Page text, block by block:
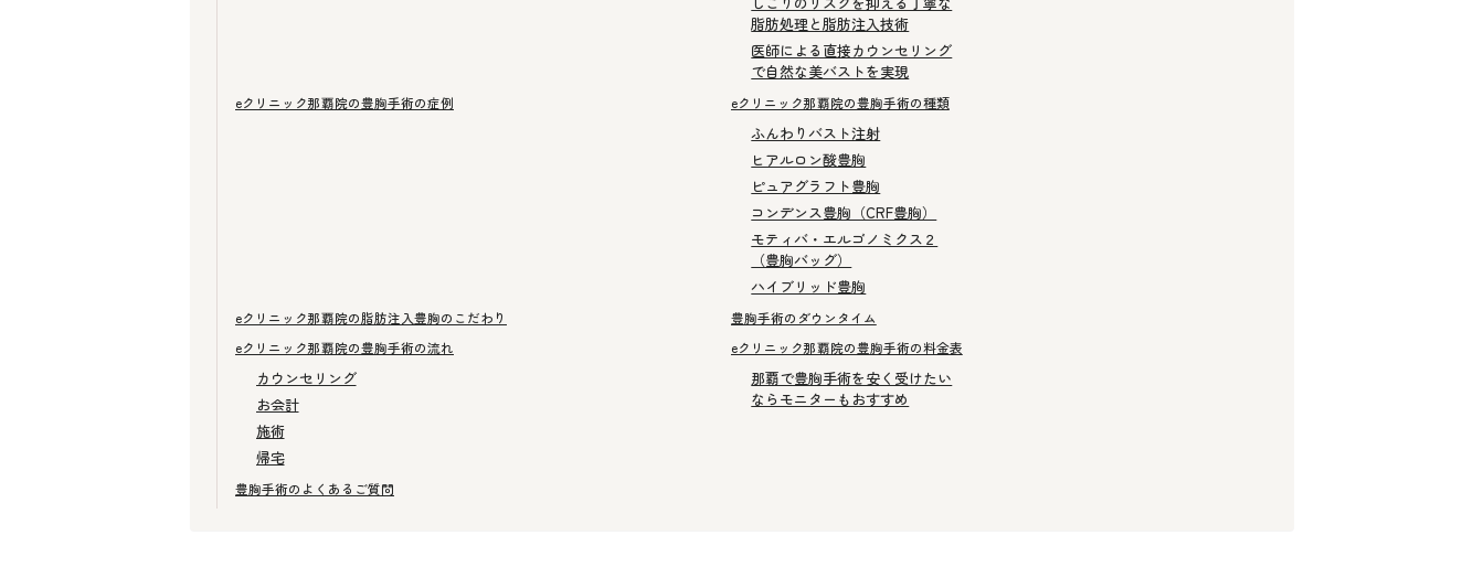
脂肪処理と脂肪注入技術
医師による直接カウンセリング
で自然な美バストを実現
eクリニック那覇院の豊胸手術の症例 eクリニック那覇院の豊胸手術の種類
ふんわりバスト注射
ヒアルロン酸豊胸
ピュアグラフト豊胸
コンデンス豊胸（CRF豊胸）
モティバ・エルゴノミクス２
（豊胸バッグ）
ハイブリッド豊胸
eクリニック那覇院の脂肪注入豊胸のこだわり
豊胸手術のダウンタイム
eクリニック那覇院の豊胸手術の流れ
カウンセリング
お会計
施術
帰宅
eクリニック那覇院の豊胸手術の料金表
那覇で豊胸手術を安く受けたい
ならモニターもおすすめ
豊胸手術のよくあるご質問